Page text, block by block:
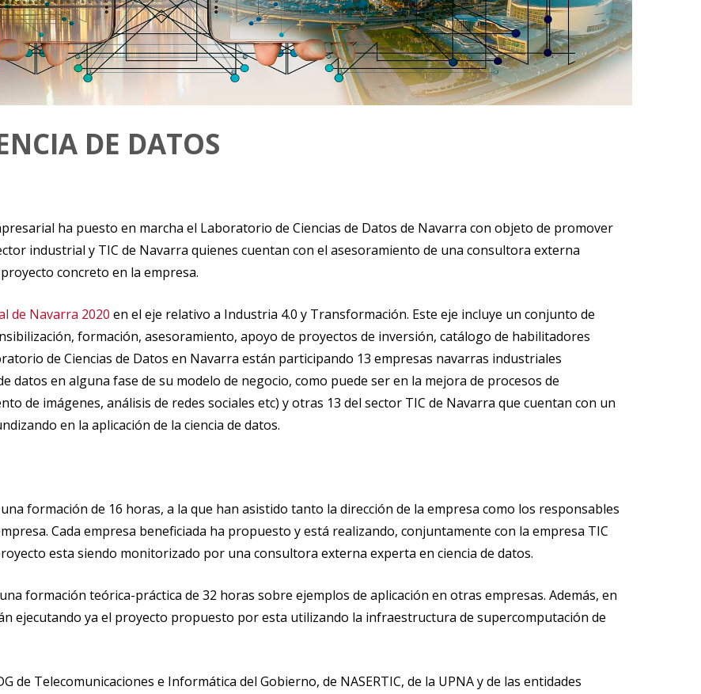
DE DATOS
ha puesto en marcha el Laboratorio de Ciencias de Datos de Navarra con objeto de promover
industrial y TIC de Navarra quienes cuentan con el asesoramiento de una consultora externa
concreto en la empresa.
de Navarra 2020 en el eje relativo a Industria 4.0 y Transformación. Este eje incluye un conjunto de
formación, asesoramiento, apoyo de proyectos de inversión, catálogo de habilitadores
de Ciencias de Datos en Navarra están participando 13 empresas navarras industriales
datos en alguna fase de su modelo de negocio, como puede ser en la mejora de procesos de
de imágenes, análisis de redes sociales etc) y otras 13 del sector TIC de Navarra que cuentan con un
en la aplicación de la ciencia de datos.
formación de 16 horas, a la que han asistido tanto la dirección de la empresa como los responsables
Cada empresa beneficiada ha propuesto y está realizando, conjuntamente con la empresa TIC
esta siendo monitorizado por una consultora externa experta en ciencia de datos.
formación teórica-práctica de 32 horas sobre ejemplos de aplicación en otras empresas. Además, en
ejecutando ya el proyecto propuesto por esta utilizando la infraestructura de supercomputación de
de Telecomunicaciones e Informática del Gobierno, de NASERTIC, de la UPNA y de las entidades